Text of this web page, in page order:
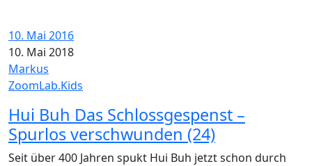
10. Mai 2016
10. Mai 2018
Markus
ZoomLab.Kids
Hui Buh Das Schlossgespenst –
Spurlos verschwunden (24)
Seit über 400 Jahren spukt Hui Buh jetzt schon durch